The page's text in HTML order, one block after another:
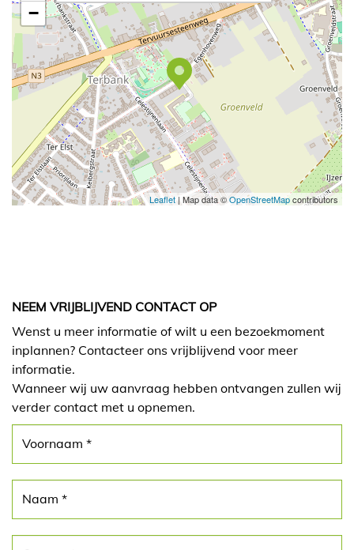
−
Leaflet| Map data ©OpenStreetMapcontributors
NEEM VRIJBLIJVEND CONTACT OP
Wenst u meer informatie of wilt u een bezoekmoment
inplannen? Contacteer ons vrijblijvend voor meer
informatie.
Wanneer wij uw aanvraag hebben ontvangen zullen wij
verder contact met u opnemen.